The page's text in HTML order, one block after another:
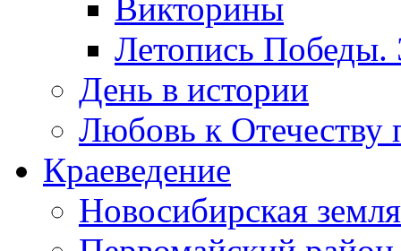
Викторины
Летопись Победы.
День в истории
Любовь к Отечеству
Краеведение
Новосибирская земля